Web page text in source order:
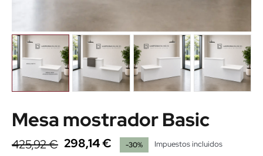
Mesa mostrador Basic
425,92 € 298,14 € -30% Impuestos incluidos